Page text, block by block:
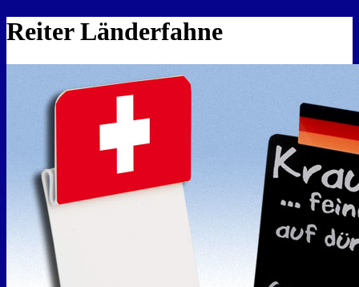
Reiter Länderfahne